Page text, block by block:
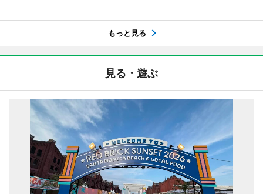
もっと見る
見る・遊ぶ